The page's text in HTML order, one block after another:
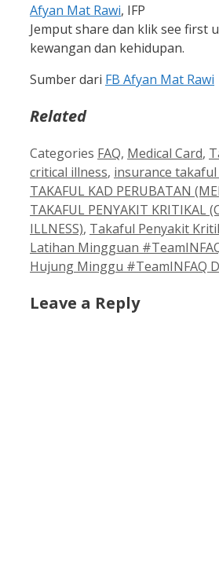
Afyan Mat Rawi, IFP
Jemput share dan klik see first
kewangan dan kehidupan.
Sumber dari FB Afyan Mat Rawi
Related
Categories FAQ, Medical Card,
critical illness, insurance
TAKAFUL KAD PERUBATAN
TAKAFUL PENYAKIT KRITIKAL
ILLNESS), Takaful Penyakit
Latihan Mingguan
Hujung Minggu #TeamINFAQ
Leave a Reply